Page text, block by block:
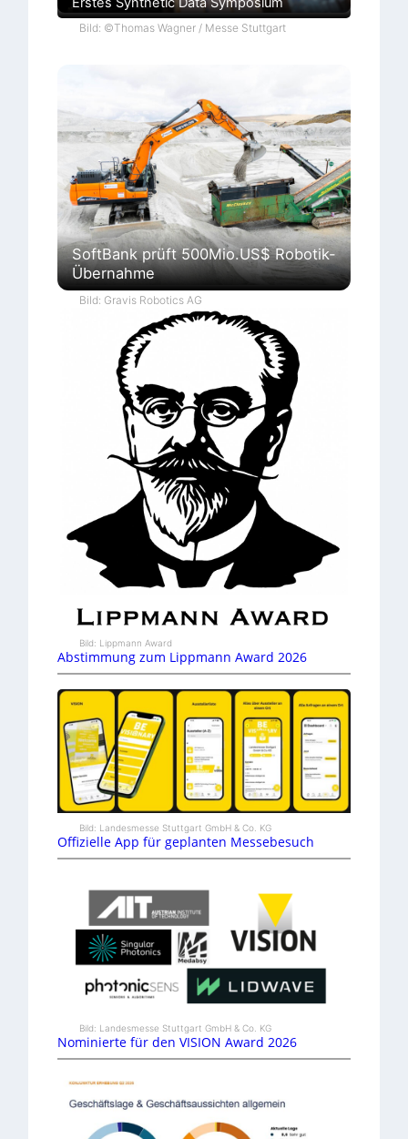
Bild: ©Thomas Wagner / Messe Stuttgart
SoftBank prüft 500Mio.US$ Robotik-
Übernahme
Bild: Gravis Robotics AG
Bild: Lippmann Award
Abstimmung zum Lippmann Award 2026
Bild: Landesmesse Stuttgart GmbH & Co. KG
Offizielle App für geplanten Messebesuch
Bild: Landesmesse Stuttgart GmbH & Co. KG
Nominierte für den VISION Award 2026